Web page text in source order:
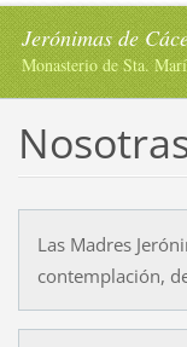
Jerónimas de
Monasterio de Sta.
Las Madres
contemplación,